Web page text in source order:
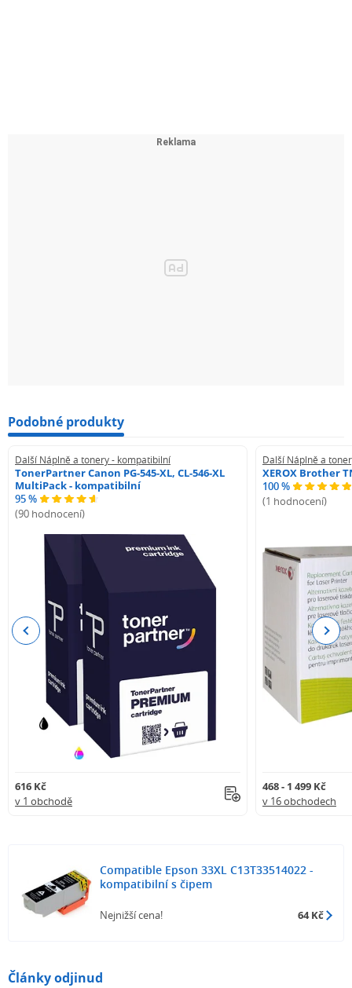
Podobné produkty
Další Náplně a tonery - kompatibilní
TonerPartner Canon PG-545-XL, CL-546-XL
MultiPack - kompatibilní
95 %
(90 hodnocení)
616 Kč
v 1 obchodě
Další Náplně a
XEROX Brother
100 %
(1 hodnocení)
468 - 1 499 Kč
v 16 obchodech
Previous Next
Compatible Epson 33XL C13T33514022 -
kompatibilní s čipem
Nejnižší cena! 64 Kč
Články odjinud